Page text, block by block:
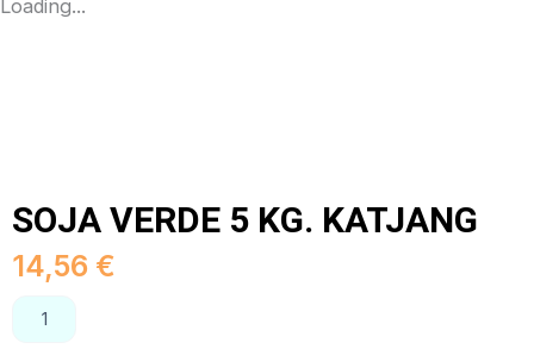
Loading...
SOJA VERDE 5 KG. KATJANG
14,56 €
VERDE